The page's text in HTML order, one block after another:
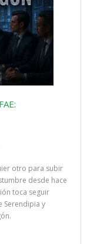
otro para subir
desde hace
toca seguir
Serendipia y